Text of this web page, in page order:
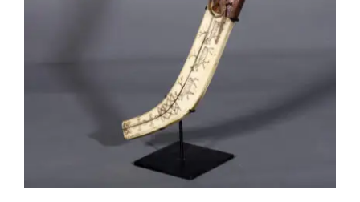
AM014 Couteau de Chasse Eskimo –
Alaska